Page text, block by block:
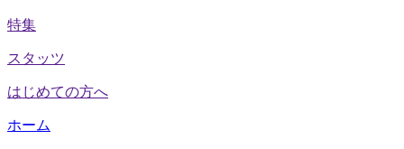
特集
スタッツ
はじめての方へ
ホーム